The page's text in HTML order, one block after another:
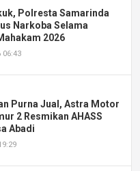
Polresta Samarinda
Narkoba Selama
2026
06:43
Purna Jual, Astra Motor
2 Resmikan AHASS
Abadi